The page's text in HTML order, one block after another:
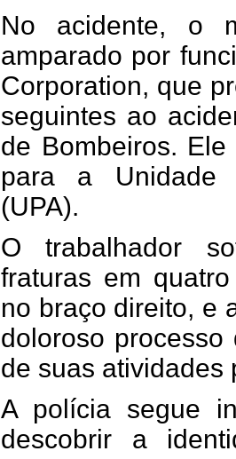
No acidente, o
amparado por
Corporation, que
seguintes ao
de Bombeiros.
para a Unidade
(UPA).
O trabalhador
fraturas em
no braço direito, e
doloroso processo
de suas atividades
A polícia segue
descobrir a